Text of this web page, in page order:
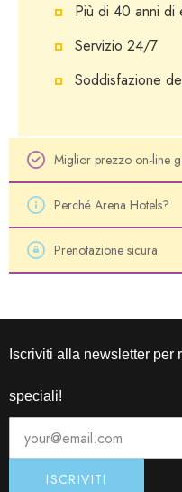
Più di 40 anni di
Servizio 24/7
Soddisfazione
Miglior prezzo on-line
Perché Arena Hotels?
Prenotazione sicura
Iscriviti alla newsletter per
speciali!